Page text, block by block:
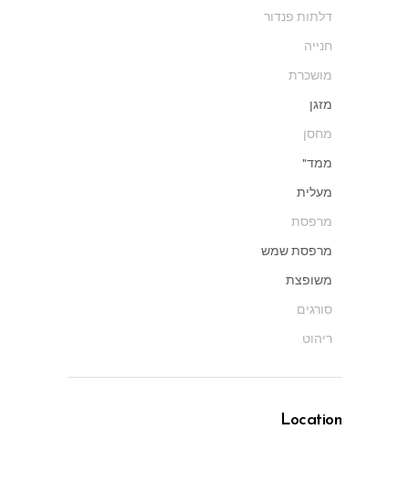
דלתות פנדור
חנייה
מושכרת
מזגן
מחסן
ממד"
מעלית
מרפסת
מרפסת שמש
משופצת
סורגים
ריהוט
Location